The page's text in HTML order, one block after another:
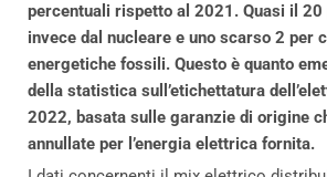
percentuali rispetto al 2021. Quasi il
invece dal nucleare e uno scarso 2 per
energetiche fossili. Questo è quanto
della statistica sull’etichettatura
2022, basata sulle garanzie di origine
annullate per l’energia elettrica fornita.